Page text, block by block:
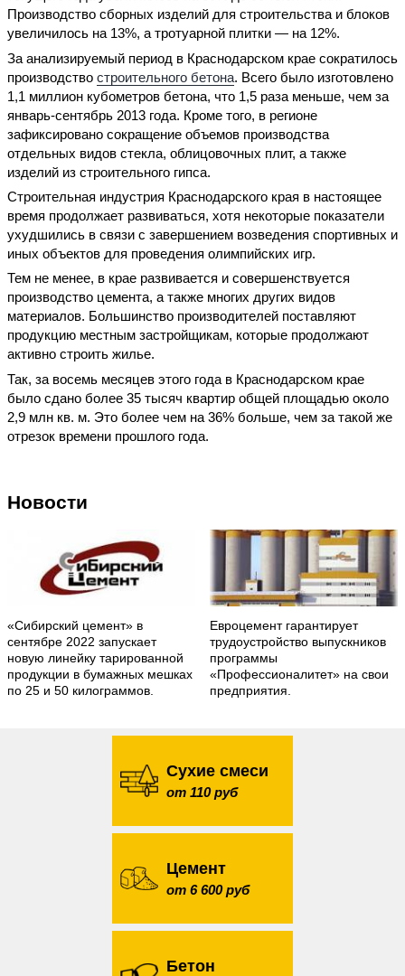
Производство сборных изделий для строительства и блоков
увеличилось на 13%, а тротуарной плитки — на 12%.
За анализируемый период в Краснодарском крае сократилось
производство строительного бетона. Всего было изготовлено
1,1 миллион кубометров бетона, что 1,5 раза меньше, чем за
январь-сентябрь 2013 года. Кроме того, в регионе
зафиксировано сокращение объемов производства
отдельных видов стекла, облицовочных плит, а также
изделий из строительного гипса.
Строительная индустрия Краснодарского края в настоящее
время продолжает развиваться, хотя некоторые показатели
ухудшились в связи с завершением возведения спортивных и
иных объектов для проведения олимпийских игр.
Тем не менее, в крае развивается и совершенствуется
производство цемента, а также многих других видов
материалов. Большинство производителей поставляют
продукцию местным застройщикам, которые продолжают
активно строить жилье.
Так, за восемь месяцев этого года в Краснодарском крае
было сдано более 35 тысяч квартир общей площадью около
2,9 млн кв. м. Это более чем на 36% больше, чем за такой же
отрезок времени прошлого года.
Новости
«Сибирский цемент» в
сентябре 2022 запускает
новую линейку тарированной
продукции в бумажных мешках
по 25 и 50 килограммов.
Евроцемент гарантирует
трудоустройство выпускников
программы
«Профессионалитет» на свои
предприятия.
Сухие смеси
от 110 руб
Цемент
от 6 600 руб
Бетон